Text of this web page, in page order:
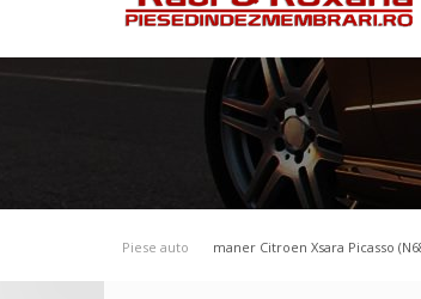
Piese auto maner Citroen Xsara Picasso